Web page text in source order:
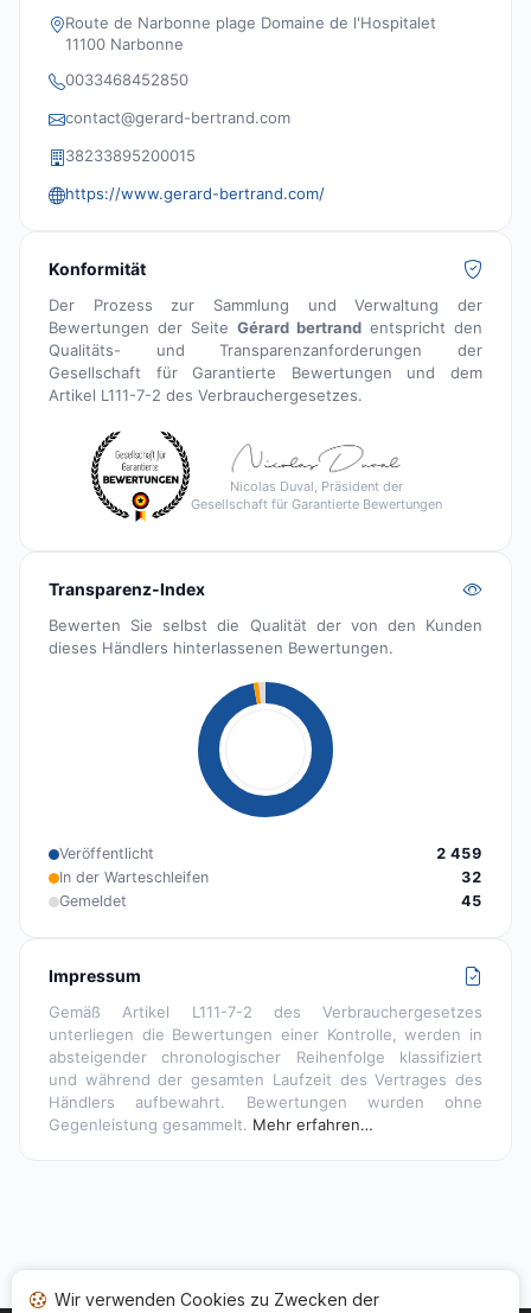
Route de Narbonne plage Domaine de l'Hospitalet
11100 Narbonne
0033468452850
contact@gerard-bertrand.com
38233895200015
https://www.gerard-bertrand.com/
Konformität
Der Prozess zur Sammlung und Verwaltung der
Bewertungen der Seite Gérard bertrand entspricht den
Qualitäts- und Transparenzanforderungen der
Gesellschaft für Garantierte Bewertungen und dem
Artikel L111-7-2 des Verbrauchergesetzes.
Nicolas Duval, Präsident der
Gesellschaft für Garantierte Bewertungen
Transparenz-Index
Bewerten Sie selbst die Qualität der von den Kunden
dieses Händlers hinterlassenen Bewertungen.
Veröffentlicht
2 459
In der Warteschleifen
32
Gemeldet
45
Impressum
Gemäß Artikel L111-7-2 des Verbrauchergesetzes
unterliegen die Bewertungen einer Kontrolle, werden in
absteigender chronologischer Reihenfolge klassifiziert
und während der gesamten Laufzeit des Vertrages des
Händlers aufbewahrt. Bewertungen wurden ohne
Gegenleistung gesammelt. Mehr erfahren…
Wir verwenden Cookies zu Zwecken der